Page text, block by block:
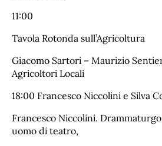
11:00
Tavola Rotonda sull’Agricoltura
Giacomo Sartori – Maurizio
Agricoltori Locali
18:00 Francesco Niccolini e Silva
Francesco Niccolini.
uomo di teatro,